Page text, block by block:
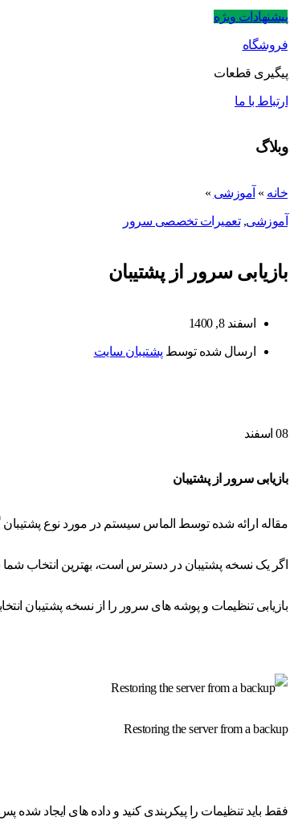
پیشنهادات ویژه
فروشگاه
پیگیری قطعات
ارتباط با ما
وبلاگ
خانه » آموزشی »
آموزشی,تعمیرات تخصصی سرور
بازیابی سرور از پشتیبان
اسفند 8, 1400
ارسال شده توسط پشتیبان سایت
08 اسفند
بازیابی سرور از پشتیبان
مقاله ارائه شده توسط الماس سیستم در مورد نوع
اگر یک نسخه پشتیبان در دسترس است، بهترین انتخاب شما
بازیابی تنظیمات و پوشه های سرور را از نسخه پشتیبان
Restoring the server from a backup
فقط باید تنظیمات را پیکربندی کنید و داده های ایجاد شده پس